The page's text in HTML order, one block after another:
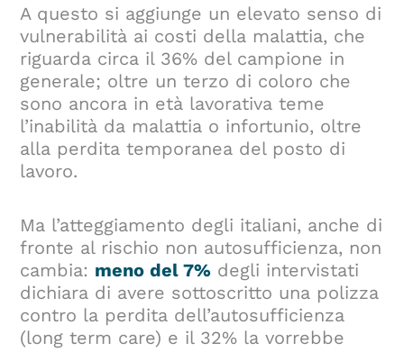
A questo si aggiunge un elevato senso di
vulnerabilità ai costi della malattia, che
riguarda circa il 36% del campione in
generale; oltre un terzo di coloro che
sono ancora in età lavorativa teme
l’inabilità da malattia o infortunio, oltre
alla perdita temporanea del posto di
lavoro.
Ma l’atteggiamento degli italiani, anche di
fronte al rischio non autosufficienza, non
cambia: meno del 7% degli intervistati
dichiara di avere sottoscritto una polizza
contro la perdita dell’autosufficienza
(long term care) e il 32% la vorrebbe